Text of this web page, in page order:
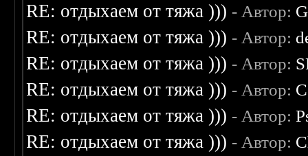
RE: отдыхаем от тяжа ))) - Автор:
RE: отдыхаем от тяжа ))) - Автор:
RE: отдыхаем от тяжа ))) - Автор:
RE: отдыхаем от тяжа ))) - Автор:
RE: отдыхаем от тяжа ))) - Автор:
RE: отдыхаем от тяжа ))) - Автор: